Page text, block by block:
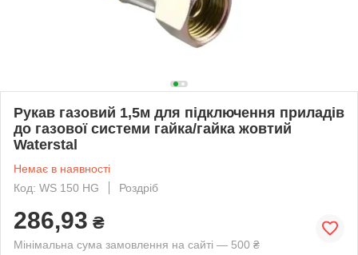
Рукав газовий 1,5м для підключення приладів
до газової системи гайка/гайка жовтий
Waterstal
Немає в наявності
Код: WS 150 HG
Роздріб
286,93 ₴
Мінімальна сума замовлення на сайті — 500 ₴